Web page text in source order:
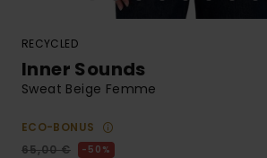
RECYCLED
Inner Sounds
Sweat Beige Femme
ECO-BONUS
65,00 €
50%